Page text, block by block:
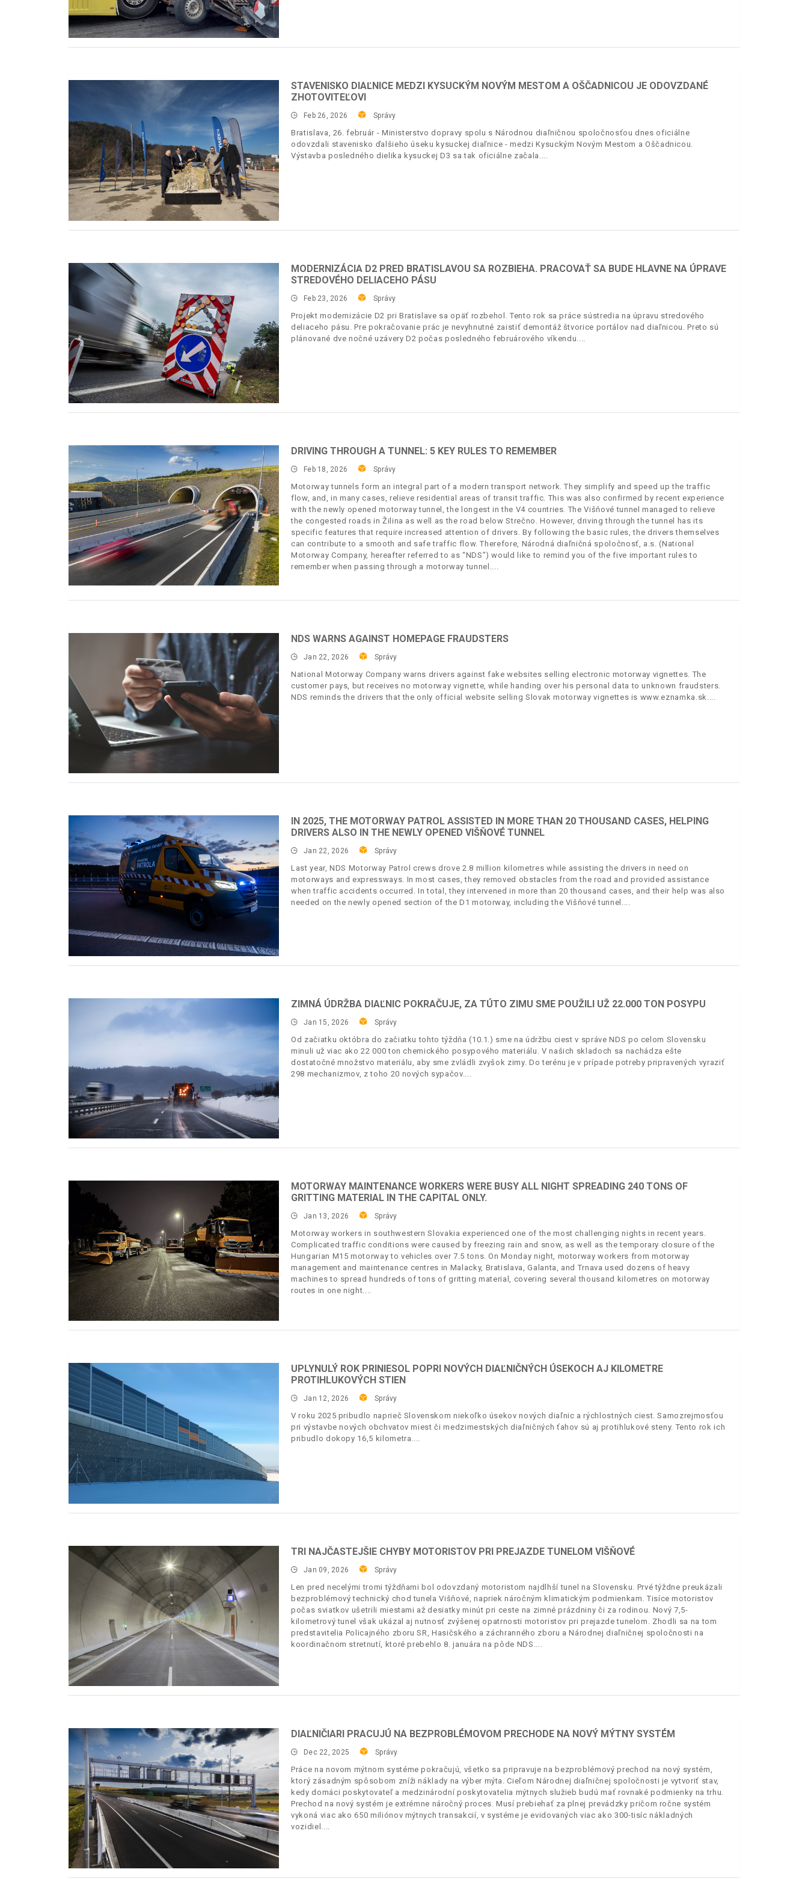
STAVENISKO DIAĽNICE MEDZI KYSUCKÝM NOVÝM MESTOM A OŠČADNICOU JE ODOVZDANÉ
ZHOTOVITEĽOVI
Feb 26, 2026 Správy
Bratislava, 26. február - Ministerstvo dopravy spolu s Národnou diaľničnou spoločnosťou dnes oficiálne
odovzdali stavenisko ďalšieho úseku kysuckej diaľnice - medzi Kysuckým Novým Mestom a Oščadnicou.
Výstavba posledného dielika kysuckej D3 sa tak oficiálne začala.
MODERNIZÁCIA D2 PRED BRATISLAVOU SA ROZBIEHA. PRACOVAŤ SA BUDE HLAVNE NA ÚPRAVE
STREDOVÉHO DELIACEHO PÁSU
Feb 23, 2026 Správy
Projekt modernizácie D2 pri Bratislave sa opäť rozbehol. Tento rok sa práce sústredia na úpravu stredového
deliaceho pásu. Pre pokračovanie prác je nevyhnutné zaistiť demontáž štvorice portálov nad diaľnicou. Preto sú
plánované dve nočné uzávery D2 počas posledného februárového víkendu.
DRIVING THROUGH A TUNNEL: 5 KEY RULES TO REMEMBER
Feb 18, 2026 Správy
Motorway tunnels form an integral part of a modern transport network. They simplify and speed up the traffic
flow, and, in many cases, relieve residential areas of transit traffic. This was also confirmed by recent experience
with the newly opened motorway tunnel, the longest in the V4 countries. The Višňové tunnel managed to relieve
the congested roads in Žilina as well as the road below Strečno. However, driving through the tunnel has its
specific features that require increased attention of drivers. By following the basic rules, the drivers themselves
can contribute to a smooth and safe traffic flow. Therefore, Národná diaľničná spoločnosť, a.s. (National
Motorway Company, hereafter referred to as “NDS”) would like to remind you of the five important rules to
remember when passing through a motorway tunnel.
NDS WARNS AGAINST HOMEPAGE FRAUDSTERS
Jan 22, 2026 Správy
National Motorway Company warns drivers against fake websites selling electronic motorway vignettes. The
customer pays, but receives no motorway vignette, while handing over his personal data to unknown fraudsters.
NDS reminds the drivers that the only official website selling Slovak motorway vignettes is www.eznamka.sk.
IN 2025, THE MOTORWAY PATROL ASSISTED IN MORE THAN 20 THOUSAND CASES, HELPING
DRIVERS ALSO IN THE NEWLY OPENED VIŠŇOVÉ TUNNEL
Jan 22, 2026 Správy
Last year, NDS Motorway Patrol crews drove 2.8 million kilometres while assisting the drivers in need on
motorways and expressways. In most cases, they removed obstacles from the road and provided assistance
when traffic accidents occurred. In total, they intervened in more than 20 thousand cases, and their help was also
needed on the newly opened section of the D1 motorway, including the Višňové tunnel.
ZIMNÁ ÚDRŽBA DIAĽNIC POKRAČUJE, ZA TÚTO ZIMU SME POUŽILI UŽ 22.000 TON POSYPU
Jan 15, 2026 Správy
Od začiatku októbra do začiatku tohto týždňa (10.1.) sme na údržbu ciest v správe NDS po celom Slovensku
minuli už viac ako 22 000 ton chemického posypového materiálu. V našich skladoch sa nachádza ešte
dostatočné množstvo materiálu, aby sme zvládli zvyšok zimy. Do terénu je v prípade potreby pripravených vyraziť
298 mechanizmov, z toho 20 nových sypačov.
MOTORWAY MAINTENANCE WORKERS WERE BUSY ALL NIGHT SPREADING 240 TONS OF
GRITTING MATERIAL IN THE CAPITAL ONLY.
Jan 13, 2026 Správy
Motorway workers in southwestern Slovakia experienced one of the most challenging nights in recent years.
Complicated traffic conditions were caused by freezing rain and snow, as well as the temporary closure of the
Hungarian M15 motorway to vehicles over 7.5 tons. On Monday night, motorway workers from motorway
management and maintenance centres in Malacky, Bratislava, Galanta, and Trnava used dozens of heavy
machines to spread hundreds of tons of gritting material, covering several thousand kilometres on motorway
routes in one night.
UPLYNULÝ ROK PRINIESOL POPRI NOVÝCH DIAĽNIČNÝCH ÚSEKOCH AJ KILOMETRE
PROTIHLUKOVÝCH STIEN
Jan 12, 2026 Správy
V roku 2025 pribudlo naprieč Slovenskom niekoľko úsekov nových diaľnic a rýchlostných ciest. Samozrejmosťou
pri výstavbe nových obchvatov miest či medzimestských diaľničných ťahov sú aj protihlukové steny. Tento rok ich
pribudlo dokopy 16,5 kilometra.
TRI NAJČASTEJŠIE CHYBY MOTORISTOV PRI PREJAZDE TUNELOM VIŠŇOVÉ
Jan 09, 2026 Správy
Len pred necelými tromi týždňami bol odovzdaný motoristom najdlhší tunel na Slovensku. Prvé týždne preukázali
bezproblémový technický chod tunela Višňové, napriek náročným klimatickým podmienkam. Tisíce motoristov
počas sviatkov ušetrili miestami až desiatky minút pri ceste na zimné prázdniny či za rodinou. Nový 7,5-
kilometrový tunel však ukázal aj nutnosť zvýšenej opatrnosti motoristov pri prejazde tunelom. Zhodli sa na tom
predstavitelia Policajného zboru SR, Hasičského a záchranného zboru a Národnej diaľničnej spoločnosti na
koordinačnom stretnutí, ktoré prebehlo 8. januára na pôde NDS.
DIAĽNIČIARI PRACUJÚ NA BEZPROBLÉMOVOM PRECHODE NA NOVÝ MÝTNY SYSTÉM
Dec 22, 2025 Správy
Práce na novom mýtnom systéme pokračujú, všetko sa pripravuje na bezproblémový prechod na nový systém,
ktorý zásadným spôsobom zníži náklady na výber mýta. Cieľom Národnej diaľničnej spoločnosti je vytvoriť stav,
kedy domáci poskytovateľ a medzinárodní poskytovatelia mýtnych služieb budú mať rovnaké podmienky na trhu.
Prechod na nový systém je extrémne náročný proces. Musí prebiehať za plnej prevádzky pričom ročne systém
vykoná viac ako 650 miliónov mýtnych transakcií, v systéme je evidovaných viac ako 300-tisíc nákladných
vozidiel.